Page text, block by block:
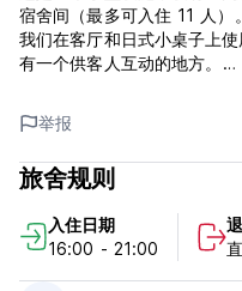
宿舍间（最多可入住 11 人）。
我们在客厅和日式小桌子上使
有一个供客人互动的地方。
请也尽情享受高圆寺市。那
非凡。
对于购物，您可能会喜欢复
店。
== 政策和条件 ==
1. 入住时间：下午4点起至
如果您在办理入住前要求寄
举报
旅舍规则
入住日期
16:00 - 21:00